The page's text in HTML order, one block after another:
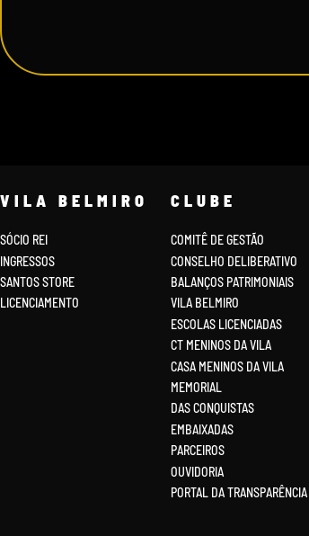
VILA BELMIRO
SÓCIO REI
INGRESSOS
SANTOS STORE
LICENCIAMENTO
CLUBE
COMITÊ DE GESTÃO
CONSELHO DELIBERATIVO
BALANÇOS PATRIMONIAIS
VILA BELMIRO
ESCOLAS LICENCIADAS
CT MENINOS DA VILA
CASA MENINOS DA VILA
MEMORIAL
DAS CONQUISTAS
EMBAIXADAS
PARCEIROS
OUVIDORIA
PORTAL DA TRANSPARÊNCIA